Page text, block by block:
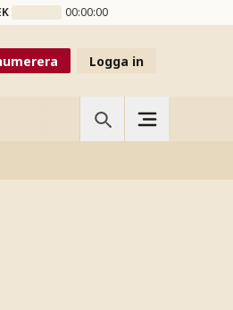
00:00:00
Logga in